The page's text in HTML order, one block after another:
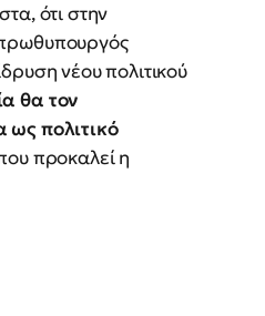
ότι στην
νέου πολιτικού
θα τον
ως πολιτικό
προκαλεί η